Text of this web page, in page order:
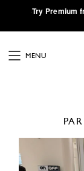
·Try Premium
MENU